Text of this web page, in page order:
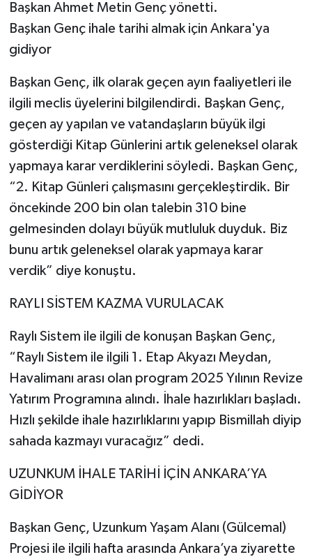
Başkan Ahmet Metin Genç yönetti.
Başkan Genç ihale tarihi almak için Ankara'ya
gidiyor
Başkan Genç, ilk olarak geçen ayın faaliyetleri ile
ilgili meclis üyelerini bilgilendirdi. Başkan Genç,
geçen ay yapılan ve vatandaşların büyük ilgi
gösterdiği Kitap Günlerini artık geleneksel olarak
yapmaya karar verdiklerini söyledi. Başkan Genç,
“2. Kitap Günleri çalışmasını gerçekleştirdik. Bir
öncekinde 200 bin olan talebin 310 bine
gelmesinden dolayı büyük mutluluk duyduk. Biz
bunu artık geleneksel olarak yapmaya karar
verdik” diye konuştu.
RAYLI SİSTEM KAZMA VURULACAK
Raylı Sistem ile ilgili de konuşan Başkan Genç,
“Raylı Sistem ile ilgili 1. Etap Akyazı Meydan,
Havalimanı arası olan program 2025 Yılının Revize
Yatırım Programına alındı. İhale hazırlıkları başladı.
Hızlı şekilde ihale hazırlıklarını yapıp Bismillah diyip
sahada kazmayı vuracağız” dedi.
UZUNKUM İHALE TARİHİ İÇİN ANKARA’YA
GİDİYOR
Başkan Genç, Uzunkum Yaşam Alanı (Gülcemal)
Projesi ile ilgili hafta arasında Ankara’ya ziyarette